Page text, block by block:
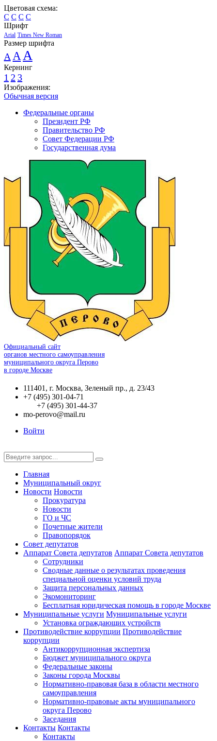
Цветовая схема:
C C C C
Шрифт
Arial Times New Roman
Размер шрифта
A A A
Кернинг
1 2 3
Изображения:
Обычная версия
Федеральные органы
Президент РФ
Правительство РФ
Совет Федерации РФ
Государственная дума
Официальный сайт
органов местного самоуправления
муниципального округа Перово
в городе Москве
111401, г. Москва, Зеленый пр., д. 23/43
+7 (495) 301-04-71
+7 (495) 301-44-37
mo-perovo@mail.ru
Войти
Главная
Муниципальный округ
Новости Новости
Прокуратура
Новости
ГО и ЧС
Почетные жители
Правопорядок
Совет депутатов
Аппарат Совета депутатов Аппарат Совета депутатов
Сотрудники
Сводные данные о результатах проведения
специальной оценки условий труда
Защита персональных данных
Экомониторинг
Бесплатная юридическая помощь в городе Москве
Муниципальные услуги Муниципальные услуги
Установка ограждающих устройств
Противодействие коррупции Противодействие
коррупции
Антикоррупционная экспертиза
Бюджет муниципального округа
Федеральные законы
Законы города Москвы
Нормативно-правовая база в области местного
самоуправления
Нормативно-правовые акты муниципального
округа Перово
Заседания
Контакты Контакты
Контакты